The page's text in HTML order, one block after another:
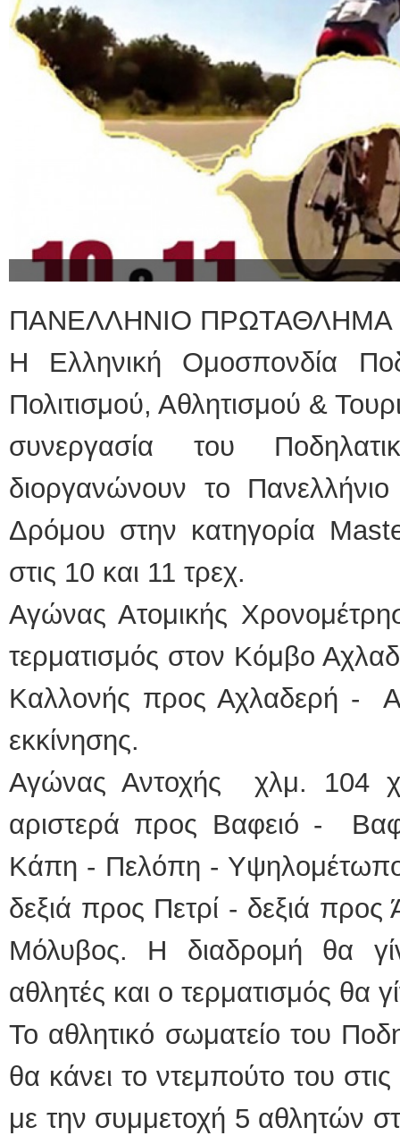
ΠΑΝΕΛΛΗΝΙΟ
Η Ελληνική Ομοσπονδία
Πολιτισμού, Αθλητισμού &
συνεργασία του
διοργανώνουν το
Δρόμου στην κατηγορία
στις 10 και 11 τρεχ.
Αγώνας Ατομικής
τερματισμός στον Κόμβο
Καλλονής προς Αχλαδερή -
εκκίνησης.
Αγώνας Αντοχής χλμ. 104
αριστερά προς Βαφειό -
Κάπη - Πελόπη - Υψηλομέτωπο
δεξιά προς Πετρί - δεξιά
Μόλυβος. Η διαδρομή θα
αθλητές και ο τερματισμός θα
Το αθλητικό σωματείο του
θα κάνει το ντεμπούτο του
με την συμμετοχή 5 αθλητών